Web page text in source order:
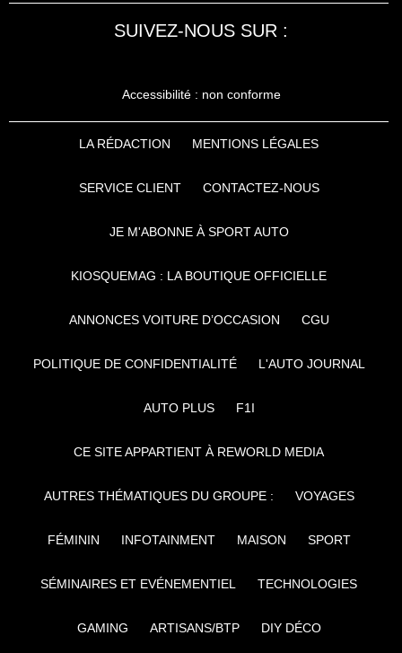
SUIVEZ-NOUS SUR :
Accessibilité : non conforme
LA RÉDACTION MENTIONS LÉGALES
SERVICE CLIENT CONTACTEZ-NOUS
JE M'ABONNE À SPORT AUTO
KIOSQUEMAG : LA BOUTIQUE OFFICIELLE
ANNONCES VOITURE D’OCCASION CGU
POLITIQUE DE CONFIDENTIALITÉ L'AUTO JOURNAL
AUTO PLUS F1I
CE SITE APPARTIENT À REWORLD MEDIA
AUTRES THÉMATIQUES DU GROUPE : VOYAGES
FÉMININ INFOTAINMENT MAISON SPORT
SÉMINAIRES ET EVÉNEMENTIEL TECHNOLOGIES
GAMING ARTISANS/BTP DIY DÉCO